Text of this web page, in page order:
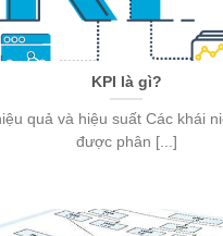
KPI là gì?
quả và hiệu suất Các khái
được phân [...]